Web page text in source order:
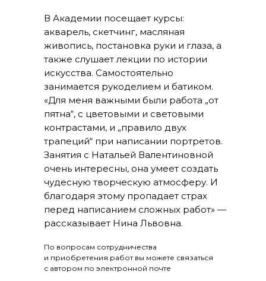
В Академии посещает курсы:
акварель, скетчинг, масляная
живопись, постановка руки и глаза, а
также слушает лекции по истории
искусства. Самостоятельно
занимается рукоделием и батиком.
«Для меня важными были работа „от
пятна“, с цветовыми и световыми
контрастами, и „правило двух
трапеций“ при написании портретов.
Занятия с Натальей Валентиновной
очень интересны, она умеет создать
чудесную творческую атмосферу. И
благодаря этому пропадает страх
перед написанием сложных работ» —
рассказывает Нина Львовна.
По вопросам сотрудничества
и приобретения работ вы можете связаться
с автором по электронной почте